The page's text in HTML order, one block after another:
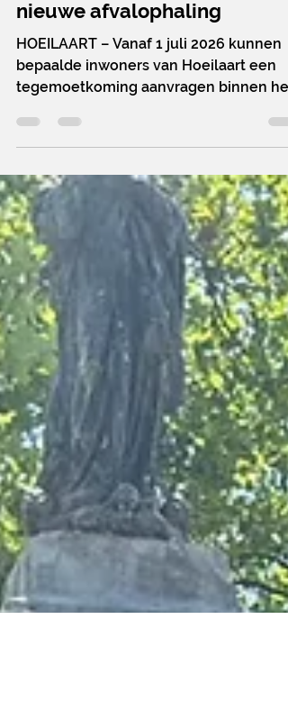
23 jun
2 minuten om te lezen
Hoeilaart voorziet sociale
tegemoetkoming binnen
nieuwe afvalophaling
tegemoetkoming aanvragen binnen het
nieuwe systeem van afvalophaling met
rolcontainers en sorteerstraten. Met
deze maatregel wil het lokaal bestuur
rekening houden met specifieke sociale
en medische situaties. De
tegemoetkoming richt zich op twee
groepen inwoners. Enerzijds gaat het
personen die door medische redenen
geconfronteerd worden met een
verhoogde afvalproductie, zoals
inwoners met incontinen